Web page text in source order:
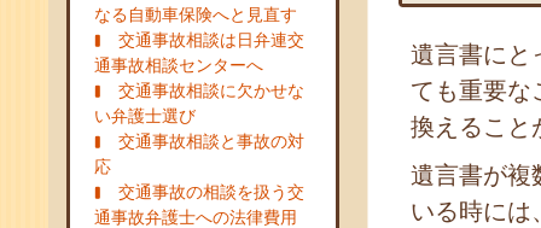
なる自動車保険へと見直す
交通事故相談は日弁連交
通事故相談センターへ
交通事故相談に欠かせな
い弁護士選び
交通事故相談と事故の対
応
交通事故の相談を扱う交
通事故弁護士への法律費用
遺言書にと
ても重要な
換えること
遺言書が複
いる時には